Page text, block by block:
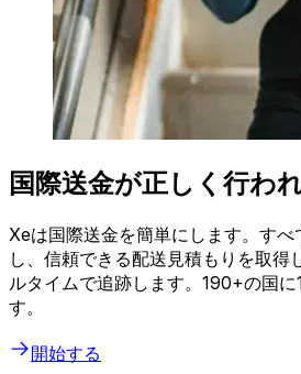
国際送金が正しく行わ
Xeは国際送金を簡単にします。す
し、信頼できる配送見積もりを取得
ルタイムで追跡します。190+の国
す。
開始する